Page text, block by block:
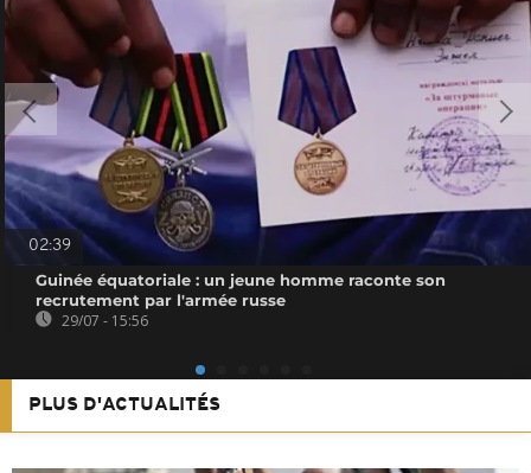
02:39
Guinée équatoriale : un jeune homme raconte son
recrutement par l'armée russe
29/07 - 15:56
PLUS D'ACTUALITÉS